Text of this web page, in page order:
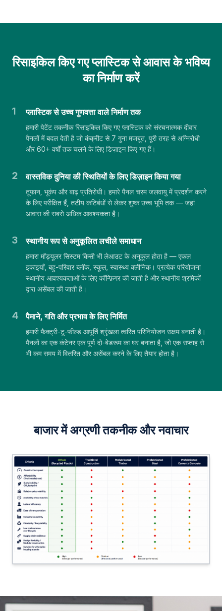
रिसाइकिल किए गए प्लास्टिक से आवास के भविष्य
का निर्माण करें
1 प्लास्टिक से उच्च गुणवत्ता वाले निर्माण तक
हमारी पेटेंट तकनीक रिसाइकिल किए गए प्लास्टिक को संरचनात्मक दीवार
पैनलों में बदल देती है जो कंक्रीट से 7 गुना मजबूत, पूरी तरह से अग्निरोधी
और 60+ वर्षों तक चलने के लिए डिज़ाइन किए गए हैं।
2 वास्तविक दुनिया की स्थितियों के लिए डिज़ाइन किया गया
तूफान, भूकंप और बाढ़ प्रतिरोधी। हमारे पैनल चरम जलवायु में प्रदर्शन करने
के लिए परीक्षित हैं, तटीय कटिबंधों से लेकर शुष्क उच्च भूमि तक — जहां
आवास की सबसे अधिक आवश्यकता है।
3 स्थानीय रूप से अनुकूलित लचीले समाधान
हमारा मॉड्यूलर सिस्टम किसी भी लेआउट के अनुकूल होता है — एकल
इकाइयाँ, बहु-परिवार ब्लॉक, स्कूल, स्वास्थ्य क्लीनिक। प्रत्येक परियोजना
स्थानीय आवश्यकताओं के लिए कॉन्फ़िगर की जाती है और स्थानीय श्रमिकों
द्वारा असेंबल की जाती है।
4 पैमाने, गति और प्रभाव के लिए निर्मित
हमारी फैक्ट्री-टू-फील्ड आपूर्ति श्रृंखला त्वरित परिनियोजन सक्षम बनाती है।
पैनलों का एक कंटेनर एक पूर्ण दो-बेडरूम का घर बनाता है, जो एक सप्ताह से
भी कम समय में वितरित और असेंबल करने के लिए तैयार होता है।
बाजार में अग्रणी तकनीक और नवाचार